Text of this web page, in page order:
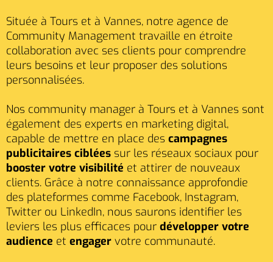
Située à Tours et à Vannes, notre agence de
Community Management travaille en étroite
collaboration avec ses clients pour comprendre
leurs besoins et leur proposer des solutions
personnalisées.
Nos community manager à Tours et à Vannes sont
également des experts en marketing digital,
capable de mettre en place des campagnes
publicitaires ciblées sur les réseaux sociaux pour
booster votre visibilité et attirer de nouveaux
clients. Grâce à notre connaissance approfondie
des plateformes comme Facebook, Instagram,
Twitter ou LinkedIn, nous saurons identifier les
leviers les plus efficaces pour développer votre
audience et engager votre communauté.